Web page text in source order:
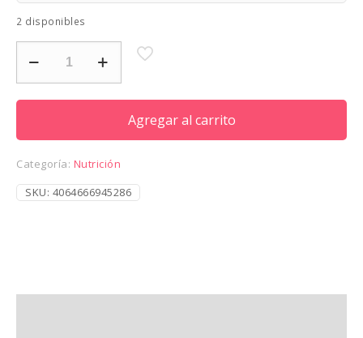
2 disponibles
ULTIMATE
Agregar al carrito
Categoría: Nutrición
SKU: 4064666945286